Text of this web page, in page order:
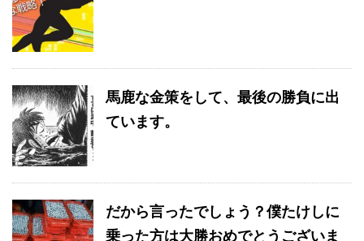
馬鹿な金策をして、最後の勝負に出
ています。
だから言ったでしょう？僕たけしに
乗った方は大勝おめでとうございま